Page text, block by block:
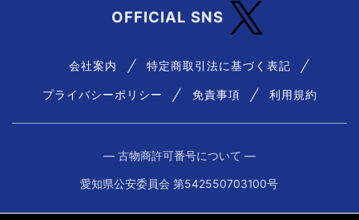
OFFICIAL SNS
会社案内 特定商取引法に基づく表記
プライバシーポリシー 免責事項 利用規約
― 古物商許可番号について ―
愛知県公安委員会 第542550703100号